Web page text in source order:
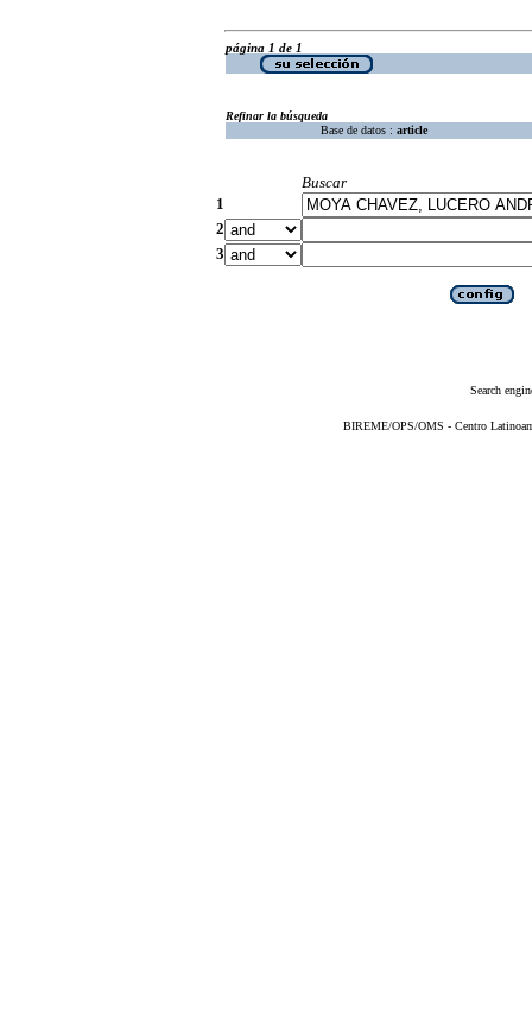
página 1 de 1
Refinar la búsqueda
Base de datos : article
Buscar
1
2
3
Search
BIREME/OPS/OMS - Centro